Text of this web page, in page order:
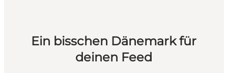
Ein bisschen Dänemark für
deinen Feed